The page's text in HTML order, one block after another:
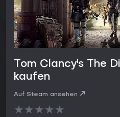
Tom Clancy's The
kaufen
Auf Steam ansehen
★★★★★